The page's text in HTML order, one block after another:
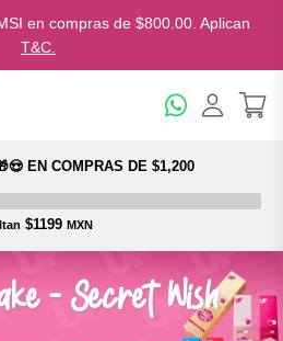
en compras de $800.00. Aplican
T&C.
EN COMPRAS DE $1,200
$1199 MXN
- Secret Wish